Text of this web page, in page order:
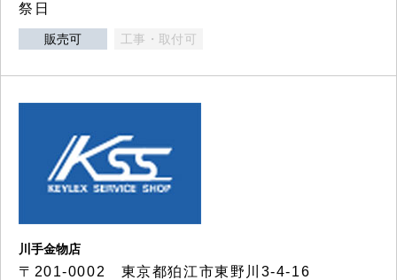
祭日
販売可 工事・取付可
川手金物店
〒201-0002 東京都狛江市東野川3-4-16